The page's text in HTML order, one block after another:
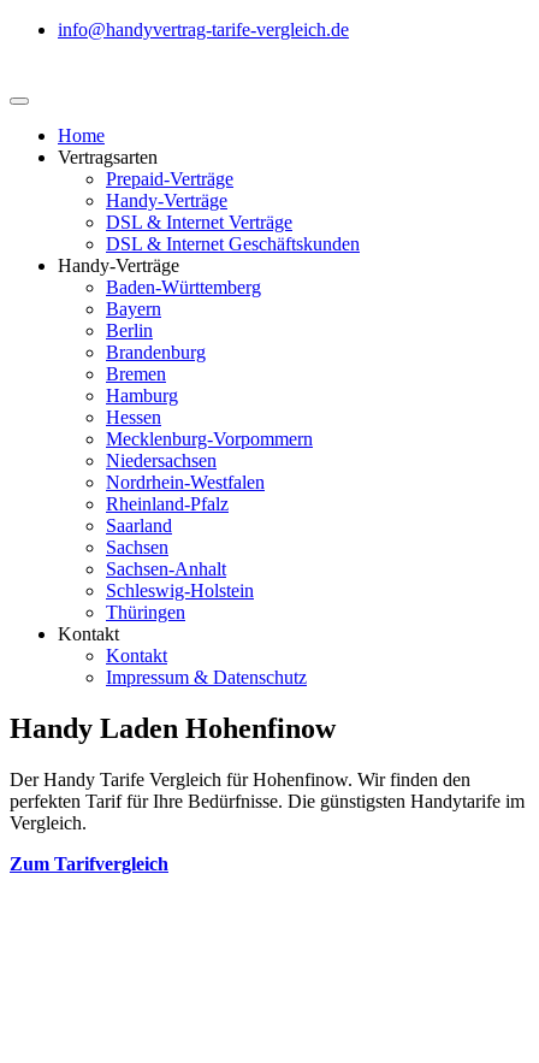
info@handyvertrag-tarife-vergleich.de
Home
Vertragsarten
Prepaid-Verträge
Handy-Verträge
DSL & Internet Verträge
DSL & Internet Geschäftskunden
Handy-Verträge
Baden-Württemberg
Bayern
Berlin
Brandenburg
Bremen
Hamburg
Hessen
Mecklenburg-Vorpommern
Niedersachsen
Nordrhein-Westfalen
Rheinland-Pfalz
Saarland
Sachsen
Sachsen-Anhalt
Schleswig-Holstein
Thüringen
Kontakt
Kontakt
Impressum & Datenschutz
Handy Laden Hohenfinow
Der Handy Tarife Vergleich für Hohenfinow. Wir finden den
perfekten Tarif für Ihre Bedürfnisse. Die günstigsten Handytarife im
Vergleich.
Zum Tarifvergleich